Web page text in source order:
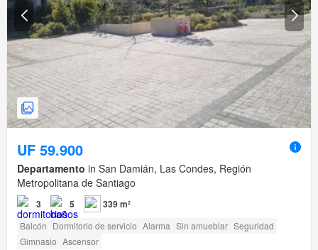
UF 59.900
Departamento in San Damián, Las Condes, Región
Metropolitana de Santiago
3 5 339 m²
Balcón Dormitorio de servicio Alarma Sin amueblar Seguridad
Gimnasio Ascensor